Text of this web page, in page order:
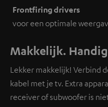
Frontfiring drivers
voor een optimale
Makkelijk.
Lekker makkelijk! Verbind
kabel met je tv. Extra
receiver of subwoofer is